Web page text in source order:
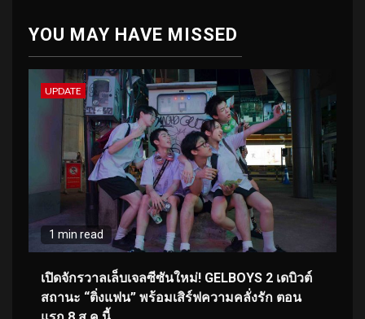
YOU MAY HAVE MISSED
UPDATE
1 min read
เปิดจักรวาลเล็บเจลซีซันใหม่! GELBOYS 2 เดบิวต์
สถานะ “ติ่งแฟน” พร้อมเสิร์ฟความคลั่งรัก ตอน